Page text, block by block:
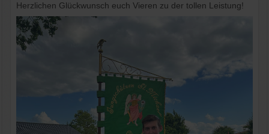
Herzlichen Glückwunsch euch Vieren zu der tollen Leistung!